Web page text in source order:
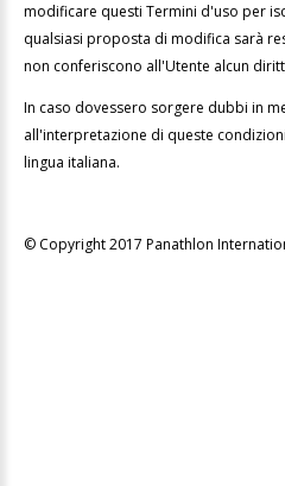
modificare questi Termini d'uso per
qualsiasi proposta di modifica sarà
non conferiscono all'Utente alcun
In caso dovessero sorgere dubbi in
all'interpretazione di queste
lingua italiana.
© Copyright 2017 Panathlon